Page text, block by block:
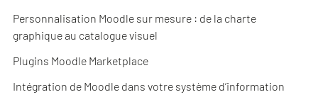
Personnalisation Moodle sur mesure : de la charte
graphique au catalogue visuel
Plugins Moodle Marketplace
Intégration de Moodle dans votre système d’information